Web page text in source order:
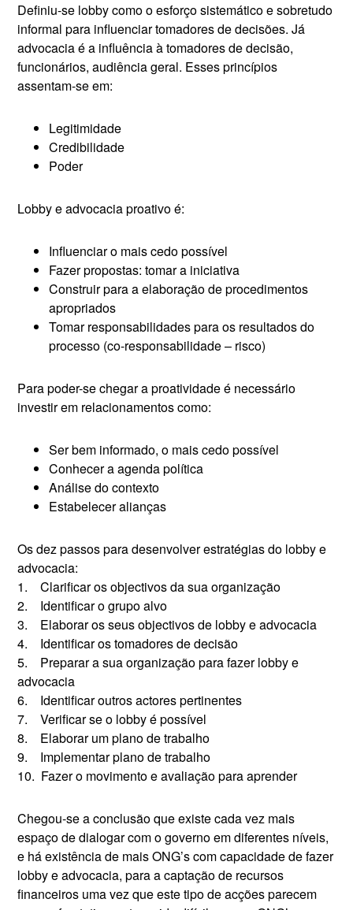
Definiu-se lobby como o esforço sistemático e sobretudo
informal para influenciar tomadores de decisões. Já
advocacia é a influência à tomadores de decisão,
funcionários, audiência geral. Esses princípios
assentam-se em:
Legitimidade
Credibilidade
Poder
Lobby e advocacia proativo é:
Influenciar o mais cedo possível
Fazer propostas: tomar a iniciativa
Construir para a elaboração de procedimentos
apropriados
Tomar responsabilidades para os resultados do
processo (co-responsabilidade – risco)
Para poder-se chegar a proatividade é necessário
investir em relacionamentos como:
Ser bem informado, o mais cedo possível
Conhecer a agenda política
Análise do contexto
Estabelecer alianças
Os dez passos para desenvolver estratégias do lobby e
advocacia:
1. Clarificar os objectivos da sua organização
2. Identificar o grupo alvo
3. Elaborar os seus objectivos de lobby e advocacia
4. Identificar os tomadores de decisão
5. Preparar a sua organização para fazer lobby e
advocacia
6. Identificar outros actores pertinentes
7. Verificar se o lobby é possível
8. Elaborar um plano de trabalho
9. Implementar plano de trabalho
10. Fazer o movimento e avaliação para aprender
Chegou-se a conclusão que existe cada vez mais
espaço de dialogar com o governo em diferentes níveis,
e há existência de mais ONG’s com capacidade de fazer
lobby e advocacia, para a captação de recursos
financeiros uma vez que este tipo de acções parecem